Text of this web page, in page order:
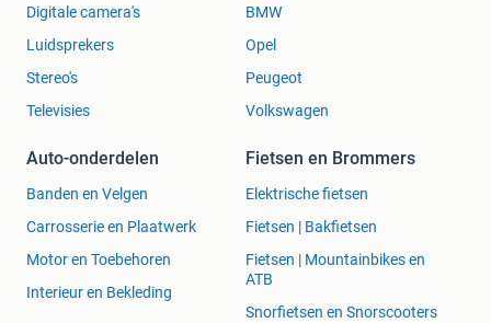
Digitale camera's
Luidsprekers
Stereo's
Televisies
BMW
Opel
Peugeot
Volkswagen
Auto-onderdelen
Banden en Velgen
Carrosserie en Plaatwerk
Motor en Toebehoren
Interieur en Bekleding
Fietsen en Brommers
Elektrische fietsen
Fietsen | Bakfietsen
Fietsen | Mountainbikes en
ATB
Snorfietsen en Snorscooters